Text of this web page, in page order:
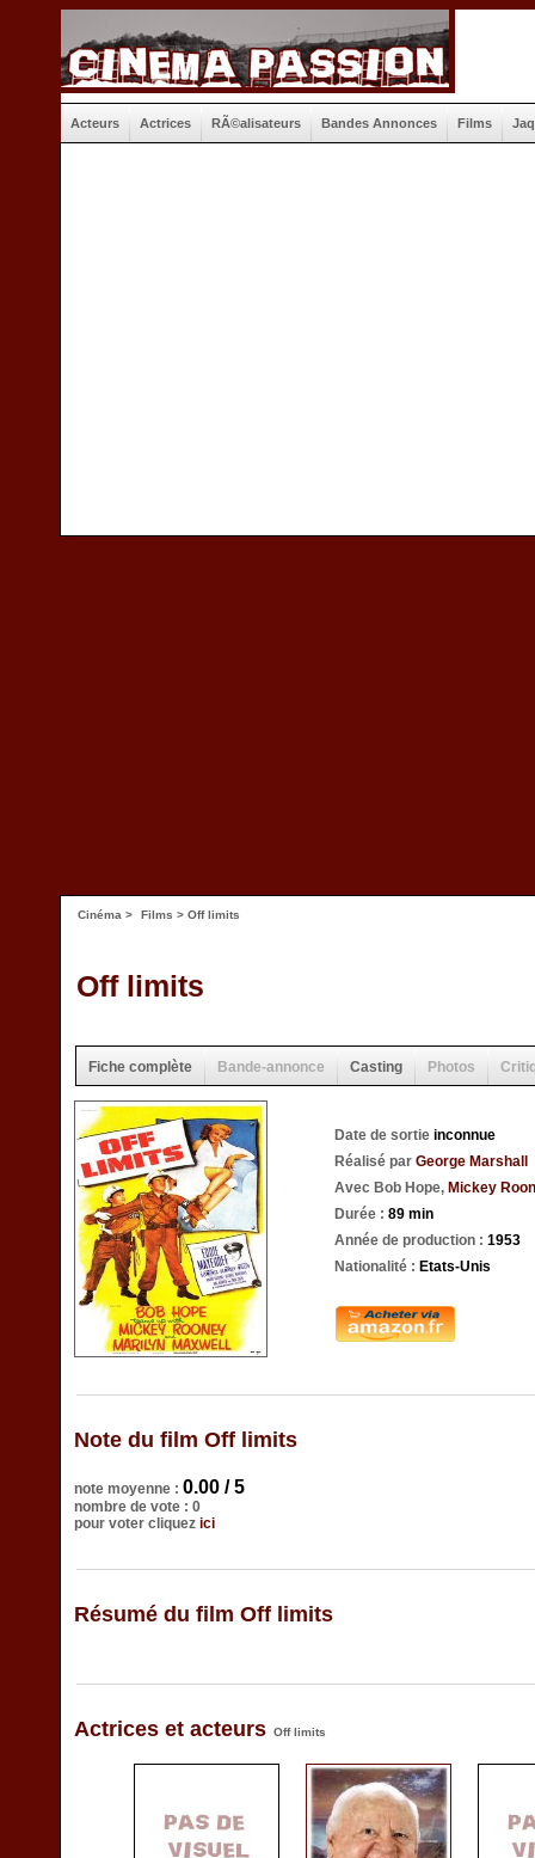
Acteurs Actrices RÃ©alisateurs Bandes Annonces Films
Cinéma > Films > Off limits
Off limits
Fiche complète Bande-annonce Casting Photos
Date de sortie inconnue
Réalisé par George Marshall
Avec Bob Hope, Mickey
Durée : 89 min
Année de production : 1953
Nationalité : Etats-Unis
Note du film Off limits
note moyenne : 0.00 / 5
nombre de vote : 0
pour voter cliquez ici
Résumé du film Off limits
Actrices et acteurs Off limits